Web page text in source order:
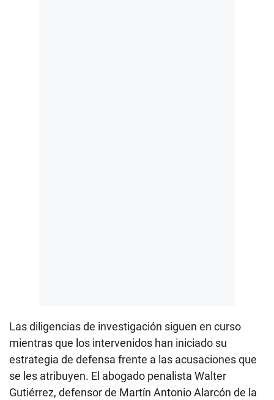
Las diligencias de investigación siguen en curso
mientras que los intervenidos han iniciado su
estrategia de defensa frente a las acusaciones que
se les atribuyen. El abogado penalista Walter
Gutiérrez, defensor de Martín Antonio Alarcón de la